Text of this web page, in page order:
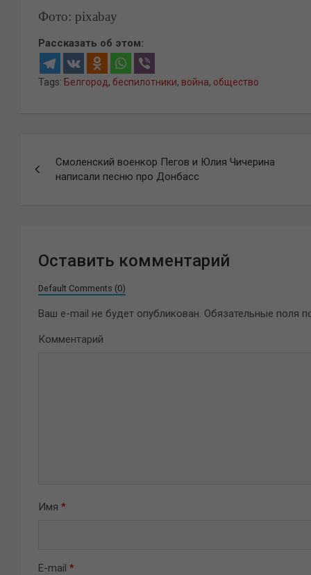
Фото: pixabay
Рассказать об этом:
Tags: Белгород, беспилотники, война, общество
по
Смоленский военкор Пегов и Юлия Чичерина
написали песню про Донбасс
Оставить комментарий
Default Comments (0)
Ваш e-mail не будет опубликован. Обязательные поля
Комментарий
Имя *
E-mail *